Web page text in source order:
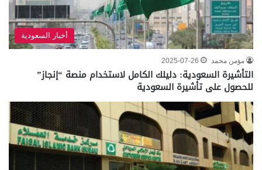
أخبار السعودية
مؤمن محمد 2025-07-26
التأشيرة السعودية: دليلك الكامل لاستخدام منصة “إنجاز”
للحصول على تأشيرة السعودية